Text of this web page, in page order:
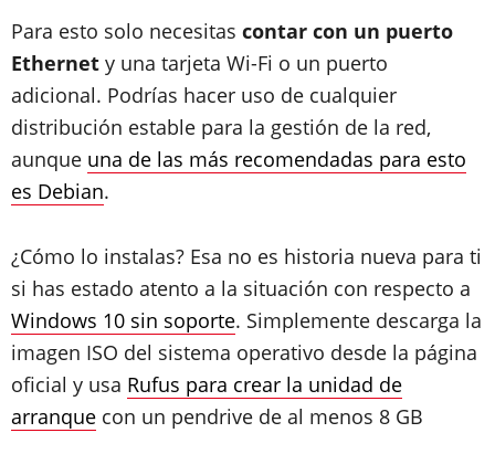
Para esto solo necesitas contar con un puerto
Ethernet y una tarjeta Wi-Fi o un puerto
adicional. Podrías hacer uso de cualquier
distribución estable para la gestión de la red,
aunque una de las más recomendadas para esto
es Debian.
¿Cómo lo instalas? Esa no es historia nueva para ti
si has estado atento a la situación con respecto a
Windows 10 sin soporte. Simplemente descarga la
imagen ISO del sistema operativo desde la página
oficial y usa Rufus para crear la unidad de
arranque con un pendrive de al menos 8 GB